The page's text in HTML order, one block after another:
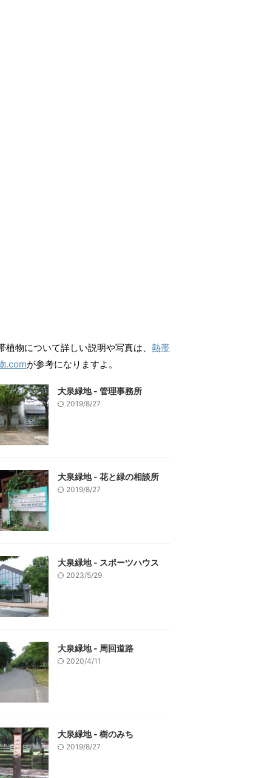
植物について詳しい説明や写真は、 熱帯
.comが参考になりますよ。
大泉緑地 - 管理事務所
2019/8/27
大泉緑地 - 花と緑の相談所
2019/8/27
大泉緑地 - スポーツハウス
2023/5/29
大泉緑地 - 周回道路
2020/4/11
大泉緑地 - 樹のみち
2019/8/27